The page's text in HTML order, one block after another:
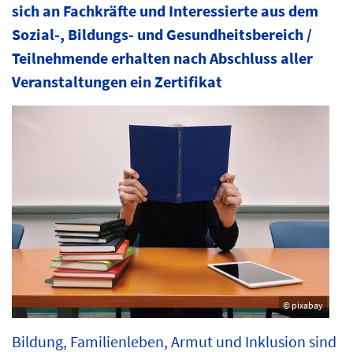
sich an Fachkräfte und Interessierte aus dem
Sozial-, Bildungs- und Gesundheitsbereich /
Teilnehmende erhalten nach Abschluss aller
Veranstaltungen ein Zertifikat
© pixabay
Bildung, Familienleben, Armut und Inklusion sind